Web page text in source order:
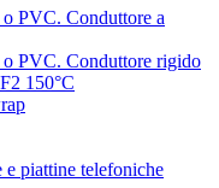
PVC. Conduttore a
PVC. Conduttore rigido
150°C
e piattine telefoniche